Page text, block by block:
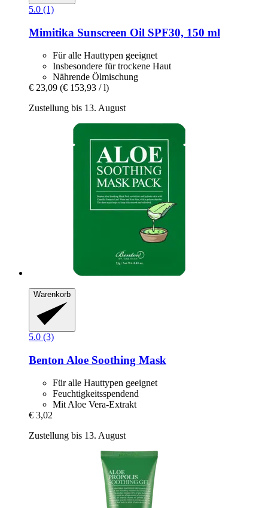
5.0 (1)
Mimitika Sunscreen Oil SPF30, 150 ml
Für alle Hauttypen geeignet
Insbesondere für trockene Haut
Nährende Ölmischung
€ 23,09 (€ 153,93 / l)
Zustellung bis 13. August
Warenkorb
5.0 (3)
Benton Aloe Soothing Mask
Für alle Hauttypen geeignet
Feuchtigkeitsspendend
Mit Aloe Vera-Extrakt
€ 3,02
Zustellung bis 13. August